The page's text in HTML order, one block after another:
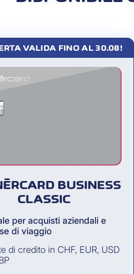
il pagamento
Apri l’SMS che ricevi sul tuo
la correttezza della
VALIDA FINO AL 30.08!
BUSINESS
CLASSIC
per acquisti aziendali e
di viaggio
di credito in CHF, EUR, USD